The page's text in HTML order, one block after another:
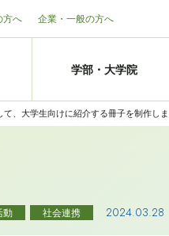
方へ 企業・一般の方へ
学部・大学院
、大学生向けに紹介する冊子を制作し
動 社会連携 2024.03.28